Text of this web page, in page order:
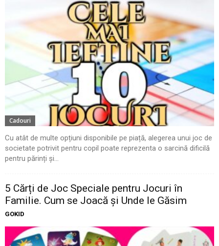
Cadouri
Cu atât de multe opțiuni disponibile pe piață, alegerea unui joc de
societate potrivit pentru copil poate reprezenta o sarcină dificilă
pentru părinți și...
5 Cărți de Joc Speciale pentru Jocuri în
Familie. Cum se Joacă și Unde le Găsim
GOKID